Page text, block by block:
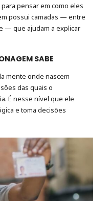
pensar em como eles
possui camadas — entre
— que ajudam a explicar
SABE
mente onde nascem
das quais o
É nesse nível que ele
e toma decisões